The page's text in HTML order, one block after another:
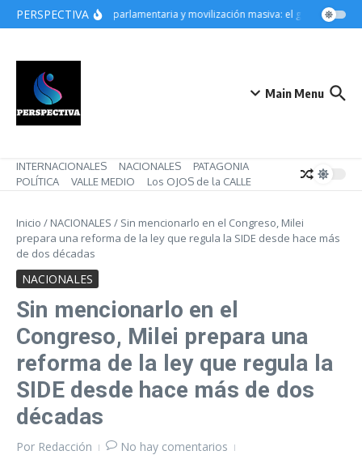
Saltar al contenido
PERSPECTIVADerrota parlamentaria y movilización masiva: el gobierno de
Main Menu
INTERNACIONALES NACIONALES
PATAGONIA
POLÍTICA
VALLE MEDIO Los OJOS de la CALLE
Inicio / NACIONALES / Sin mencionarlo en el Congreso, Milei
prepara una reforma de la ley que regula la SIDE desde hace más
de dos décadas
NACIONALES
Sin mencionarlo en el
Congreso, Milei prepara una
reforma de la ley que regula la
SIDE desde hace más de dos
décadas
Por Redacción
No hay comentarios